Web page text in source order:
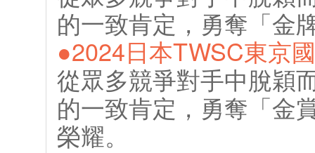
的一致肯定，勇奪「金
●2024日本TWSC東京
從眾多競爭對手中脫穎
的一致肯定，勇奪「金
榮耀。